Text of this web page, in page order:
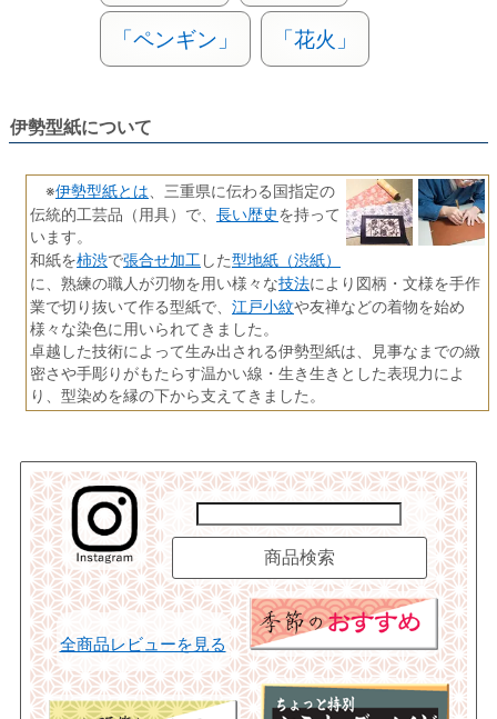
「ペンギン」 「花火」
伊勢型紙について
※伊勢型紙とは 、三重県に伝わる国指定の
伝統的工芸品（用具）で、 長い歴史を持って
います。
和紙を柿渋で張合せ加工 した型地紙（渋紙）
に、熟練の職人が刃物を用い様々な技法により図柄・文様を手作
業で切り抜いて作る型紙で、 江戸小紋や友禅などの着物を始め
様々な染色に用いられてきました。
卓越した技術によって生み出される伊勢型紙は、見事なまでの緻
密さや手彫りがもたらす温かい線・生き生きとした表現力によ
り、型染めを縁の下から支えてきました。
全商品レビューを見る